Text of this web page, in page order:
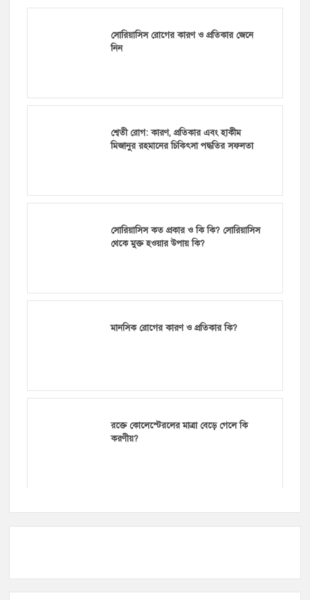
সোরিয়াসিস রোগের কারণ ও প্রতিকার জেনে
নিন
শ্বেতী রোগ: কারণ, প্রতিকার এবং হাকীম
মিজানুর রহমানের চিকিৎসা পদ্ধতির সফলতা
সোরিয়াসিস কত প্রকার ও কি কি? সোরিয়াসিস
থেকে মুক্ত হওয়ার উপায় কি?
মানসিক রোগের কারণ ও প্রতিকার কি?
রক্তে কোলেস্টেরলের মাত্রা বেড়ে গেলে কি
করণীয়?